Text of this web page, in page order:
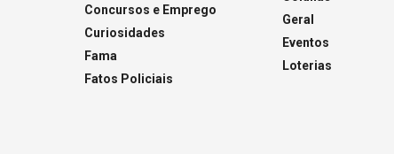
Concursos e Emprego
Curiosidades
Fama
Fatos Policiais
Geral
Eventos
Loterias